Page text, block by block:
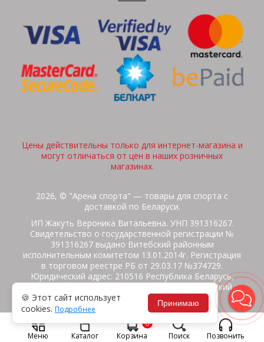
Цены действительны только для интернет-магазина и
могут отличаться от цен в наших розничных
магазинах.
2026, © "Арена спорта" — товары для спорта с
доставкой по Беларуси.
ИП Жакуть Вероника Витальевна. УНП 391316267.
Свидетельство о государственной регистрации №
391316267 выдано Витебский районным
исполнительным комитетом 13.01.2014г. Регистрация
в торговом реестре РБ от 29.03.17 №374729.
Юридический адрес: 210516 Республика Беларусь,
Витебская область, Витебский район, Бабиничский с/
с, аг.Ольгово, ул.Школьная
Политика защиты данных
Потребителям на заметку
Гарантия/Экспертиза Обмен/Возврат
Меню Каталог Корзина
0
Поиск
Позвонить
🍪 Этот сайт использует
cookies. Подробнее
Принимаю